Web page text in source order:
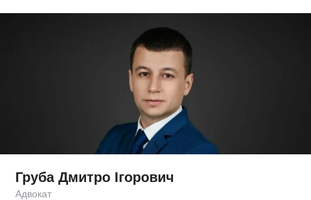
Груба Дмитро Ігорович
Адвокат